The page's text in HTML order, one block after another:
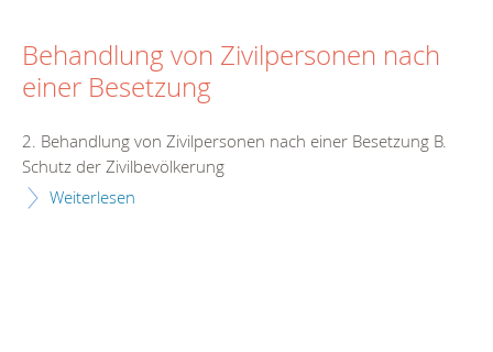
Behandlung von Zivilpersonen nach
einer Besetzung
2. Behandlung von Zivilpersonen nach einer Besetzung B.
Schutz der Zivilbevölkerung
Weiterlesen